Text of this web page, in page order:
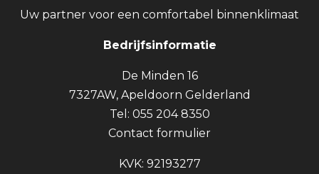
Uw partner voor een comfortabel binnenklimaat
Bedrijfsinformatie
De Minden 16
7327AW, Apeldoorn Gelderland
Tel: 055 204 8350
Contact formulier
KVK: 92193277